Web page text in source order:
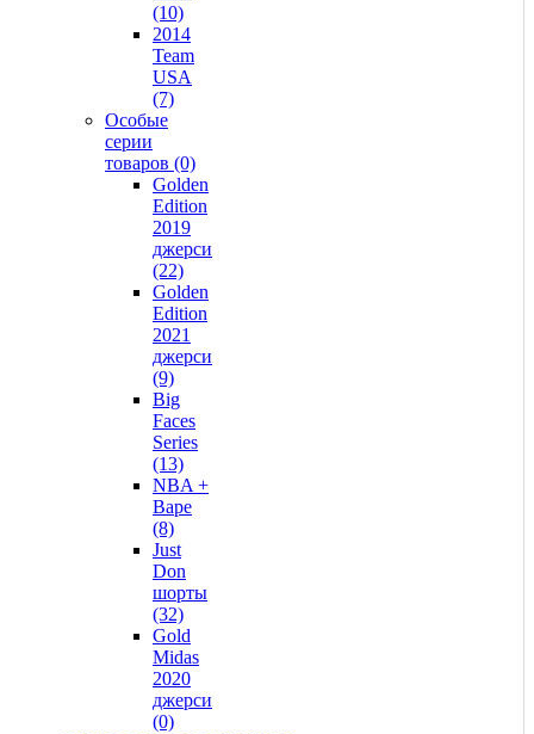
(10)
2014
Team
USA
(7)
Особые
серии
товаров (0)
Golden
Edition
2019
джерси
(22)
Golden
Edition
2021
джерси
(9)
Big
Faces
Series
(13)
NBA +
Bape
(8)
Just
Don
шорты
(32)
Gold
Midas
2020
джерси
(0)